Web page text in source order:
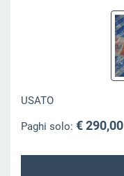
USATO
Paghi solo: € 290,00